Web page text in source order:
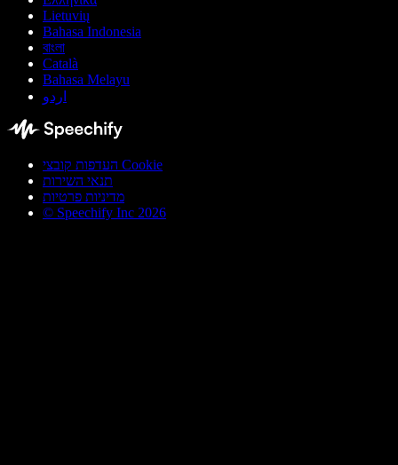
Lietuvių
Bahasa Indonesia
বাংলা
Català
Bahasa Melayu
اردو
העדפות קובצי Cookie
תנאי השירות
מדיניות פרטיות
© Speechify Inc 2026